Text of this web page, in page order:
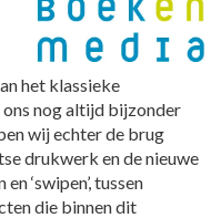
het klassieke
ons nog altijd bijzonder
wij echter de brug
drukwerk en de nieuwe
‘swipen’, tussen
die binnen dit